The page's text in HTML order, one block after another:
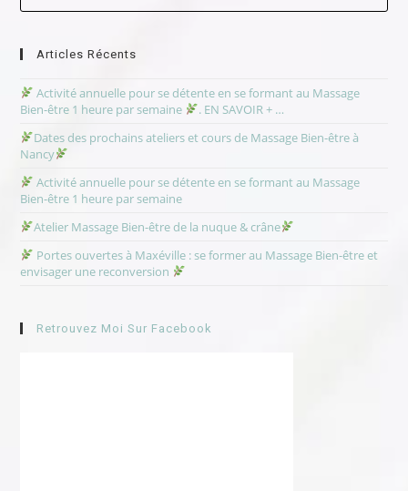
Articles Récents
Activité annuelle pour se détente en se formant au Massage
Bien-être 1 heure par semaine
. EN SAVOIR + …
Dates des prochains ateliers et cours de Massage Bien-être à
Nancy
Activité annuelle pour se détente en se formant au Massage
Bien-être 1 heure par semaine
Atelier Massage Bien-être de la nuque & crâne
Portes ouvertes à Maxéville : se former au Massage Bien-être et
envisager une reconversion
Retrouvez Moi Sur Facebook